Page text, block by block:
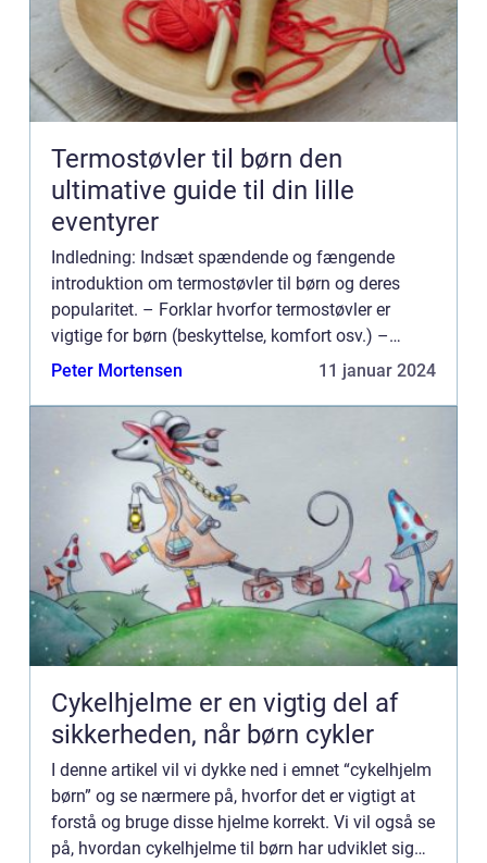
Termostøvler til børn den
ultimative guide til din lille
eventyrer
Indledning: Indsæt spændende og fængende
introduktion om termostøvler til børn og deres
popularitet. – Forklar hvorfor termostøvler er
vigtige for børn (beskyttelse, komfort osv.) –
Fremhæv betydningen af at vælge de rigtige
Peter Mortensen 11 januar 2024
Cykelhjelme er en vigtig del af
sikkerheden, når børn cykler
I denne artikel vil vi dykke ned i emnet “cykelhjelm
børn” og se nærmere på, hvorfor det er vigtigt at
forstå og bruge disse hjelme korrekt. Vi vil også se
på, hvordan cykelhjelme til børn har udviklet sig